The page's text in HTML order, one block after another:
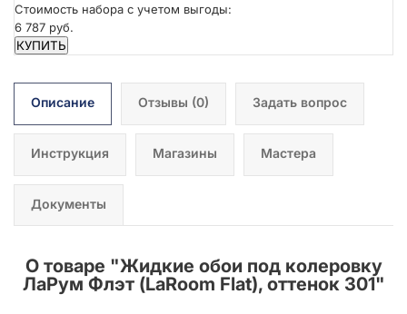
Стоимость набора с учетом выгоды:
6 787 руб.
КУПИТЬ
Описание Отзывы (0) Задать вопрос
Инструкция Магазины Мастера
Документы
О товаре "Жидкие обои под колеровку
ЛаРум Флэт (LaRoom Flat), оттенок 301"